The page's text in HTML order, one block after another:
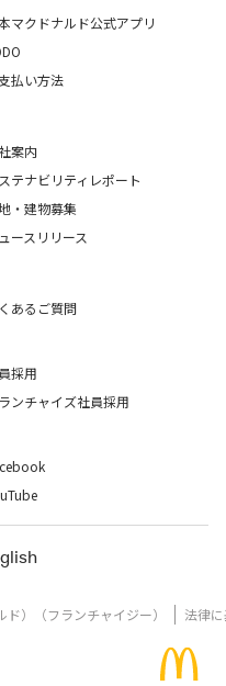
マクドナルド公式アプリ
払い方法
案内
テナビリティレポート
・建物募集
ースリリース
あるご質問
採用
ンチャイズ社員採用
）（フランチャイジー）
法律